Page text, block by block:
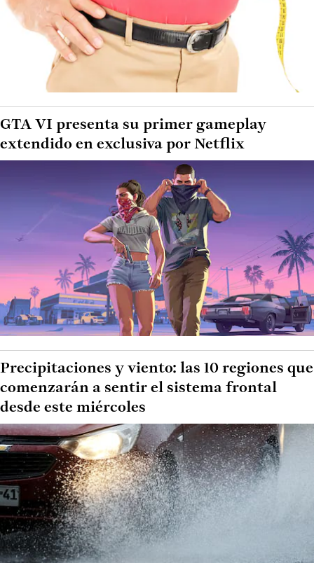
GTA VI presenta su primer gameplay
extendido en exclusiva por Netflix
Precipitaciones y viento: las 10 regiones que
comenzarán a sentir el sistema frontal
desde este miércoles